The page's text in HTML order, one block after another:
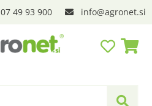
07 49 93 900 info agronet.si